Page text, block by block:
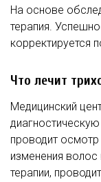
На основе
терапия.
корректируется
Что лечит
Медицинский
проводит осмотр
изменения
терапии,